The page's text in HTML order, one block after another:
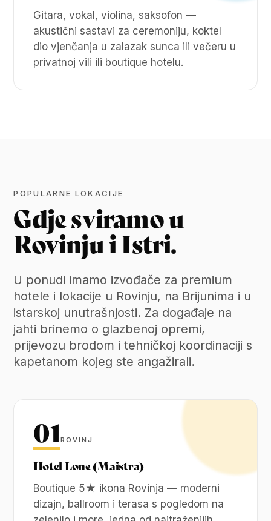
Gitara, vokal, violina, saksofon —
akustični sastavi za ceremoniju, koktel
dio vjenčanja u zalazak sunca ili večeru u
privatnoj vili ili boutique hotelu.
POPULARNE LOKACIJE
Gdje sviramo u
Rovinju i Istri.
U ponudi imamo izvođače za premium
hotele i lokacije u Rovinju, na Brijunima i u
istarskoj unutrašnjosti. Za događaje na
jahti brinemo o glazbenoj opremi,
prijevozu brodom i tehničkoj koordinaciji s
kapetanom kojeg ste angažirali.
01ROVINJ
Hotel Lone (Maistra)
Boutique 5★ ikona Rovinja — moderni
dizajn, ballroom i terasa s pogledom na